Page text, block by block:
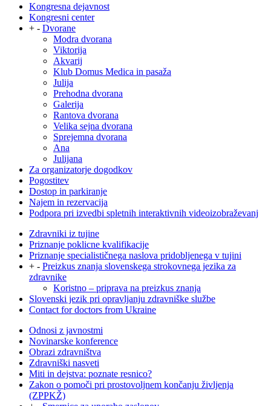
Kongresna dejavnost
Kongresni center
+ - Dvorane
Modra dvorana
Viktorija
Akvarij
Klub Domus Medica in pasaža
Julija
Prehodna dvorana
Galerija
Rantova dvorana
Velika sejna dvorana
Sprejemna dvorana
Ana
Julijana
Za organizatorje dogodkov
Pogostitev
Dostop in parkiranje
Najem in rezervacija
Podpora pri izvedbi spletnih interaktivnih videoizobraževanj
Zdravniki iz tujine
Priznanje poklicne kvalifikacije
Priznanje specialističnega naslova pridobljenega v tujini
+ - Preizkus znanja slovenskega strokovnega jezika za
zdravnike
Koristno – priprava na preizkus znanja
Slovenski jezik pri opravljanju zdravniške službe
Contact for doctors from Ukraine
Odnosi z javnostmi
Novinarske konference
Obrazi zdravništva
Zdravniški nasveti
Miti in dejstva: poznate resnico?
Zakon o pomoči pri prostovoljnem končanju življenja
(ZPPKŽ)